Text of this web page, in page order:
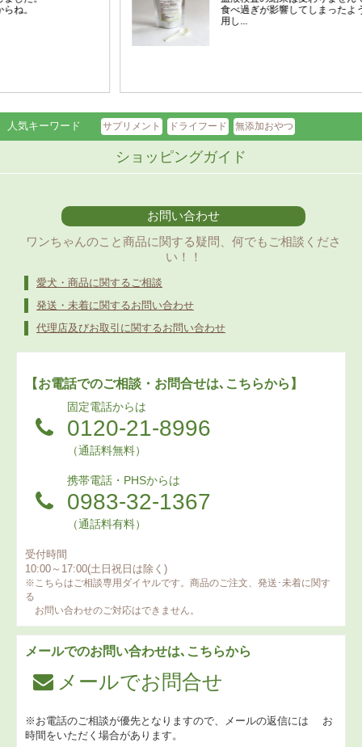
人気キーワード サプリメント ドライフード 無添加おやつ
ショッピングガイド
お問い合わせ
ワンちゃんのこと商品に関する疑問、何でもご相談くださ
い！！
愛犬・商品に関するご相談
発送・未着に関するお問い合わせ
代理店及びお取引に関するお問い合わせ
【お電話でのご相談・お問合せは､こちらから】
固定電話からは
0120-21-8996
（通話料無料）
携帯電話・PHSからは
0983-32-1367
（通話料有料）
受付時間
10:00～17:00(土日祝日は除く)
※こちらはご相談専用ダイヤルです。商品のご注文、発送･未着に関す
る
お問い合わせのご対応はできません。
メールでのお問い合わせは､こちらから
メールでお問合せ
※お電話のご相談が優先となりますので、メールの返信には お
時間をいただく場合があります。